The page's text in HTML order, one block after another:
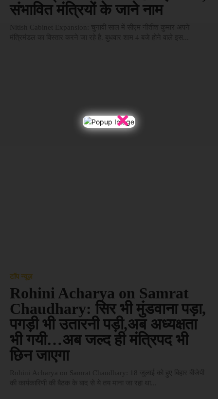
×
संभावित मंत्रियों के जाने नाम
Nitish Cabinet Expansion: चुनावी साल में सीएम नीतीश कुमार अपने
मंत्रिमंडल का विस्तार करने जा रहे है. बुधवार शाम 4 बजे होने वाले इस...
टॉप न्यूज़
Rohini Acharya on Samrat
Chaudhary: सिर भी मुंडवाना पड़ा,
पगड़ी भी उतारनी पड़ी,अब अध्यक्षता
भी गयी…अब जल्द ही मंत्रिपद भी
छिन जाएगा